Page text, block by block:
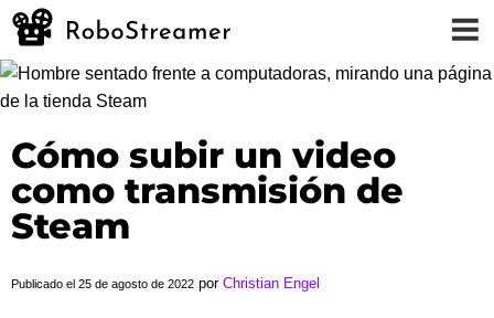
Cómo subir un video
como transmisión de
Steam
Publicado el 25 de agosto de 2022 por Christian Engel